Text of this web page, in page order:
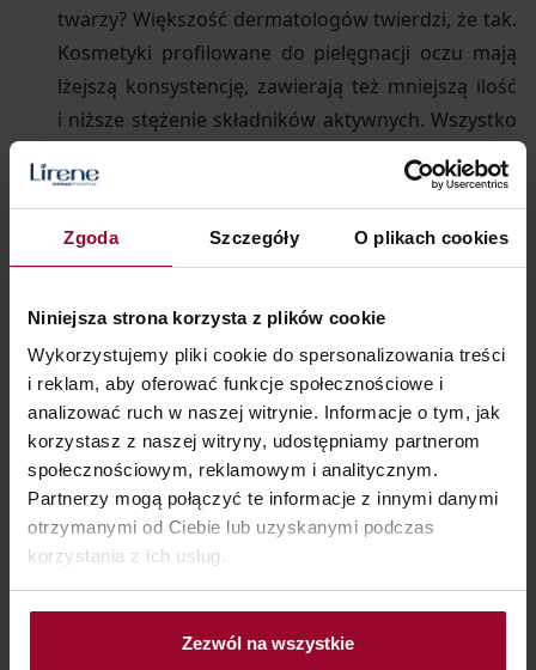
Zgoda Szczegóły O plikach cookies
Niniejsza strona korzysta z plików cookie
Wykorzystujemy pliki cookie do spersonalizowania treści
i reklam, aby oferować funkcje społecznościowe i
analizować ruch w naszej witrynie. Informacje o tym, jak
korzystasz z naszej witryny, udostępniamy partnerom
społecznościowym, reklamowym i analitycznym.
Partnerzy mogą połączyć te informacje z innymi danymi
otrzymanymi od Ciebie lub uzyskanymi podczas
korzystania z ich usług.
Zezwól na wszystkie
twarzy? Większość dermatologów twierdzi, że tak.
Kosmetyki profilowane do pielęgnacji oczu mają
lżejszą konsystencję, zawierają też mniejszą ilość
i niższe stężenie składników aktywnych. Wszystko
po to, by nie obciążać i nie podrażniać wrażliwej
okolicy substancjami drażniącymi, np. witaminami
odwrotna niż w pielęgnacji twarzy, im mniej
Oprócz systematycznej pielęgnacji odpowiednio
dobranymi kosmetykami, ważne jest unikanie
codziennych błędów: tarcia oczu podczas
oczyszczania (mycia i demakijażu), rozciągania
skóry podczas aplikacji kremu, nadużywania
alkoholu (wysusza skórę, a pozbawiona wody
staje się przejrzysta i wiotka, sprawiając że cienie
i worki są bardziej widocznie).
Jakikrem pod oczybędzie najskuteczniejszy?
Każdy, który jest sprofilowany na pielęgnację
tej okolicy, dostosowany do naszego typu cery,